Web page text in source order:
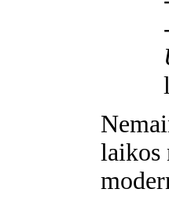
laikos